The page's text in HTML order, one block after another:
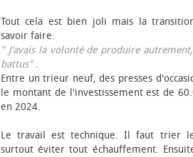
Tout cela est bien joli mais la
savoir faire.
" J’avais la volonté de produire
battus".
Entre un trieur neuf, des presses
le montant de l'investissement est de
en 2024.
Le travail est technique. Il faut trier
surtout éviter tout échauffement.